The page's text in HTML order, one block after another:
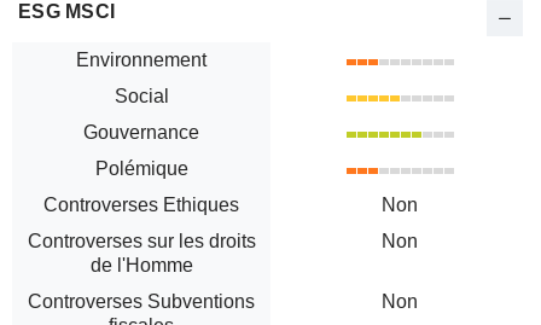
ESG MSCI
Environnement
Social
Gouvernance
Polémique
Controverses Ethiques
Non
Controverses sur les droits
de l'Homme
Non
Controverses Subventions
Non